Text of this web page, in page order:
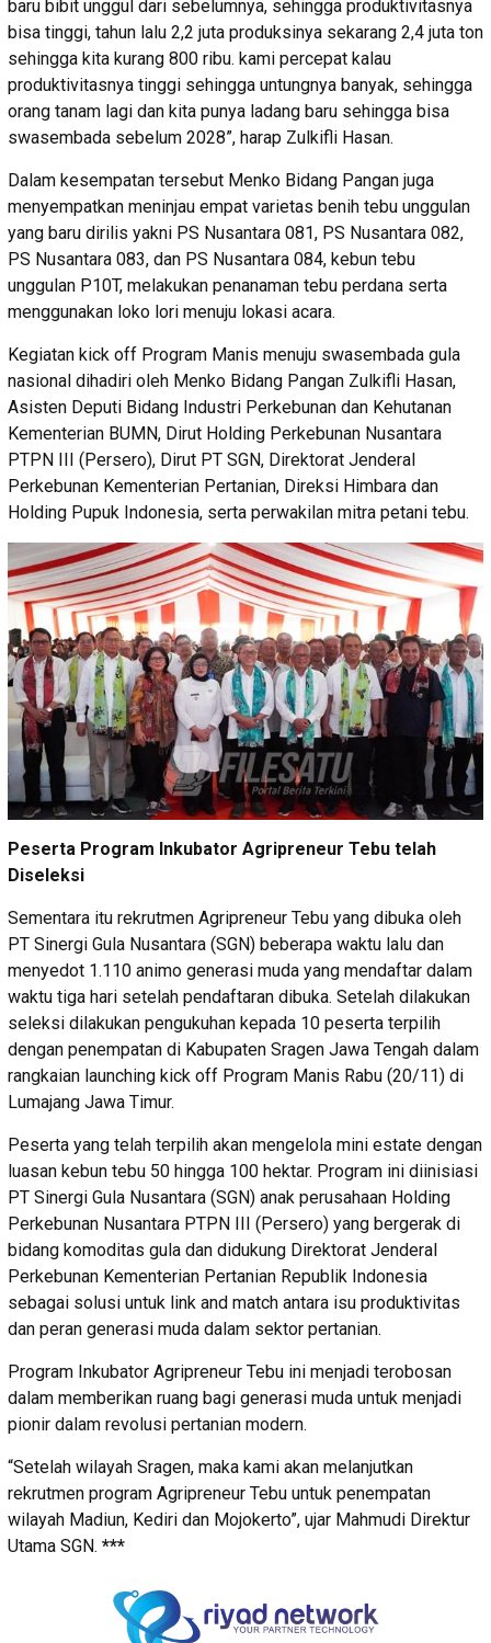
baru bibit unggul dari sebelumnya, sehingga produktivitasnya
bisa tinggi, tahun lalu 2,2 juta produksinya sekarang 2,4 juta ton
sehingga kita kurang 800 ribu. kami percepat kalau
produktivitasnya tinggi sehingga untungnya banyak, sehingga
orang tanam lagi dan kita punya ladang baru sehingga bisa
swasembada sebelum 2028”, harap Zulkifli Hasan.
Dalam kesempatan tersebut Menko Bidang Pangan juga
menyempatkan meninjau empat varietas benih tebu unggulan
yang baru dirilis yakni PS Nusantara 081, PS Nusantara 082,
PS Nusantara 083, dan PS Nusantara 084, kebun tebu
unggulan P10T, melakukan penanaman tebu perdana serta
menggunakan loko lori menuju lokasi acara.
Kegiatan kick off Program Manis menuju swasembada gula
nasional dihadiri oleh Menko Bidang Pangan Zulkifli Hasan,
Asisten Deputi Bidang Industri Perkebunan dan Kehutanan
Kementerian BUMN, Dirut Holding Perkebunan Nusantara
PTPN III (Persero), Dirut PT SGN, Direktorat Jenderal
Perkebunan Kementerian Pertanian, Direksi Himbara dan
Holding Pupuk Indonesia, serta perwakilan mitra petani tebu.
Peserta Program Inkubator Agripreneur Tebu telah
Diseleksi
Sementara itu rekrutmen Agripreneur Tebu yang dibuka oleh
PT Sinergi Gula Nusantara (SGN) beberapa waktu lalu dan
menyedot 1.110 animo generasi muda yang mendaftar dalam
waktu tiga hari setelah pendaftaran dibuka. Setelah dilakukan
seleksi dilakukan pengukuhan kepada 10 peserta terpilih
dengan penempatan di Kabupaten Sragen Jawa Tengah dalam
rangkaian launching kick off Program Manis Rabu (20/11) di
Lumajang Jawa Timur.
Peserta yang telah terpilih akan mengelola mini estate dengan
luasan kebun tebu 50 hingga 100 hektar. Program ini diinisiasi
PT Sinergi Gula Nusantara (SGN) anak perusahaan Holding
Perkebunan Nusantara PTPN III (Persero) yang bergerak di
bidang komoditas gula dan didukung Direktorat Jenderal
Perkebunan Kementerian Pertanian Republik Indonesia
sebagai solusi untuk link and match antara isu produktivitas
dan peran generasi muda dalam sektor pertanian.
Program Inkubator Agripreneur Tebu ini menjadi terobosan
dalam memberikan ruang bagi generasi muda untuk menjadi
pionir dalam revolusi pertanian modern.
“Setelah wilayah Sragen, maka kami akan melanjutkan
rekrutmen program Agripreneur Tebu untuk penempatan
wilayah Madiun, Kediri dan Mojokerto”, ujar Mahmudi Direktur
Utama SGN. ***